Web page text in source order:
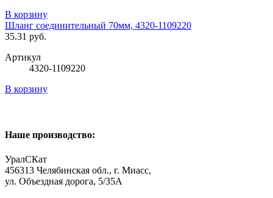
В корзину
Шланг соединительный 70мм, 4320-1109220
35.31 руб.
Артикул
4320-1109220
В корзину
Наше производство:
УралСКат
456313 Челябинская обл., г. Миасс,
ул. Объездная дорога, 5/35А